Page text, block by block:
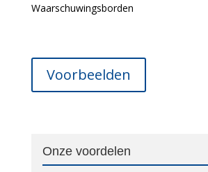
Waarschuwingsborden
Voorbeelden
Onze voordelen